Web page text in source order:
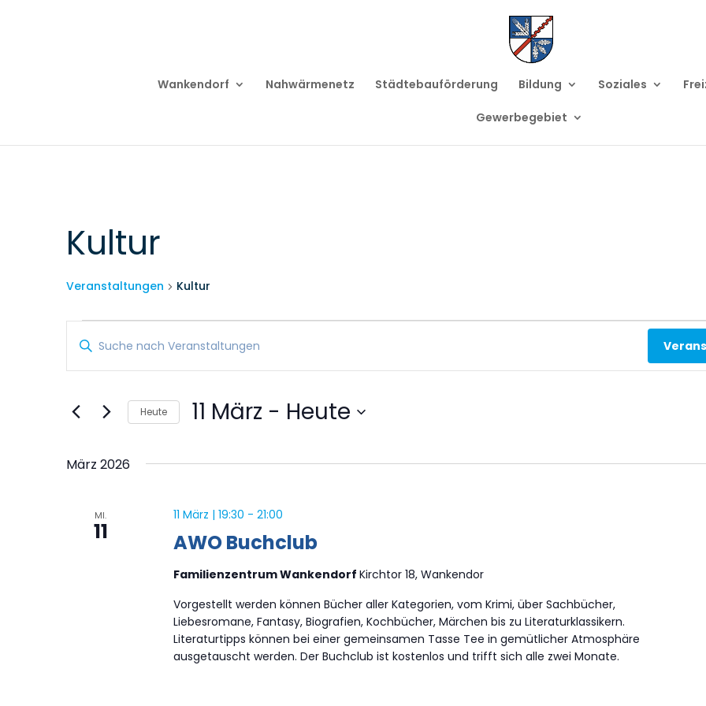
Wankendorf Nahwärmenetz Städtebauförderung Bildung Soziales
Gewerbegebiet
Kultur
Veranstaltungen Kultur
Veranstaltungen
Veranstaltungen
Suche
Ansichten,
Navigation
Bitte
Schlüsselwort
Suche
Veranstaltungen
Heute 11 März - Heute
wählen.
März 2026
MI.
11 AWO Buchclub
11 März | 19:30 - 21:00
Familienzentrum Wankendorf Kirchtor 18, Wankendor
Vorgestellt werden können Bücher aller Kategorien, vom Krimi, über Sachbücher,
Liebesromane, Fantasy, Biografien, Kochbücher, Märchen bis zu Literaturklassikern.
Literaturtipps können bei einer gemeinsamen Tasse Tee in gemütlicher Atmosphäre
ausgetauscht werden. Der Buchclub ist kostenlos und trifft sich alle zwei Monate.